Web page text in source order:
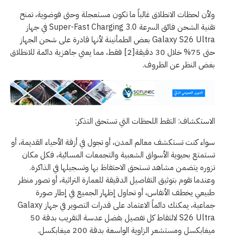
ولأن لحظات الانطلاق غالباً ما تكون مستعجلة وحتى فوضوية، تمنح
تقنية الشحن فائق السرعة Super-Fast Charging 3.0 في جهاز
Galaxy S26 Ultra بعض الطمأنينة لأنها قادرة على شحن الجهاز
حتى 75% خلال 30 دقيقة[2] فقط، مما يعني جاهزية دائمة للانطلاق
بغض النظر عن الظروف.
الاستكشاف: التقط اللحظات التي تستحق التذكر:
سواء كنت تستكشف معالم المدن، أو تجول في أزقة الأحياء القديمة، أو
تستمتع بحيوية الأسواق الشعبية والتجمعات المسائية، فكل مكان
تزوره يتضمن مشاهد تستحق الاحتفاظ بها وتسجيلها في الذاكرة.
وعندما تقوم بتوثيق التفاصيل الدقيقة للعمارة التراثية، أو تصور منظر
طبيعي يخطف الأنفاس، أو تحاول إظهار الجميع في إطار صورة
جماعية، يمكنك دائماً الاعتماد على قدرات التصوير في جهاز Galaxy
S26 Ultra لالتقاط كل تفصيل بفضل عدسة التقريب بدقة 50
ميغابكسل ومستشعر الزاوية الواسعة بدقة 200 ميغابكسل.